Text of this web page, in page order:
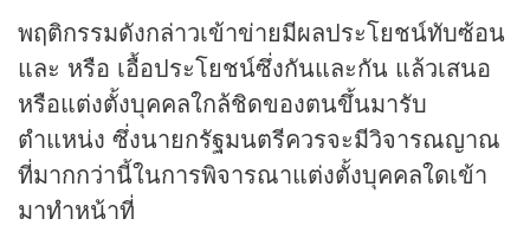
พฤติกรรมดังกล่าวเข้าข่ายมีผลประโยชน์ทับซ้อน
และ หรือ เอื้อประโยชน์ซึ่งกันและกัน แล้วเสนอ
หรือแต่งตั้งบุคคลใกล้ชิดของตนขึ้นมารับ
ตำแหน่ง ซึ่งนายกรัฐมนตรีควรจะมีวิจารณญาณ
ที่มากกว่านี้ในการพิจารณาแต่งตั้งบุคคลใดเข้า
มาทำหน้าที่